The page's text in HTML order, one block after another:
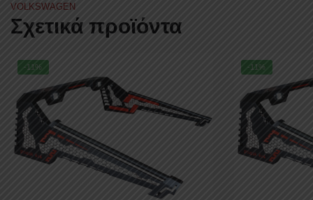
VOLKSWAGEN
Σχετικά προϊόντα
-11% -11%